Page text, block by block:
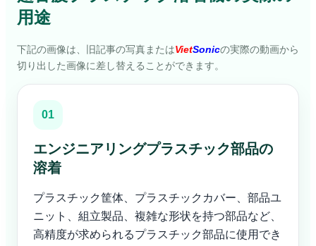
用途
下記の画像は、旧記事の写真またはVietSonicの実際の動画から
切り出した画像に差し替えることができます。
01
エンジニアリングプラスチック部品の
溶着
プラスチック筐体、プラスチックカバー、部品ユ
ニット、組立製品、複雑な形状を持つ部品など、
高精度が求められるプラスチック部品に使用でき